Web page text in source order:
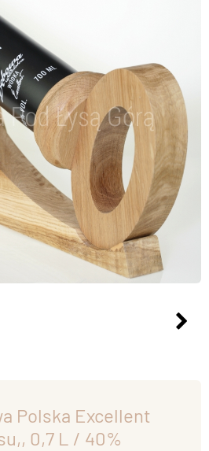
Polska Excellent
0,7 L / 40%